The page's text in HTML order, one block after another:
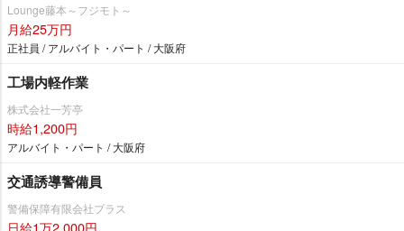
Lounge藤本～フジモト～
月給25万円
正社員 / アルバイト・パート / 大阪府
工場内軽作業
株式会社一芳亭
時給1,200円
アルバイト・パート / 大阪府
交通誘導警備員
警備保障有限会社プラス
日給1万2,000円